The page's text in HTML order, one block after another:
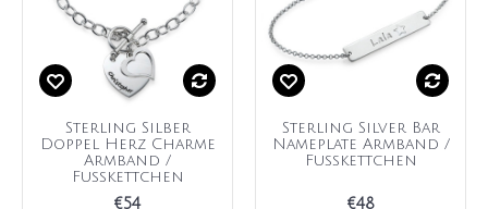
Sterling Silber
Doppel Herz Charme
Armband /
Fußkettchen
€54
Sterling Silver Bar
Nameplate Armband /
Fußkettchen
€48